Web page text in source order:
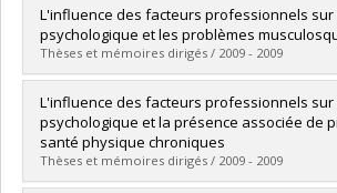
Graduate :Garcés, Patricia
Cycle :Master's
Grade :M. Sc.
Lien vers le document dans Papyrus
L'influence des facteurs professionnels
psychologique et les problèmes
Thèses et mémoires dirigés / 2009 - 2009
Graduate :Vincent, Catherine
Cycle :Master's
Grade :M. Sc.
Lien vers le document dans Papyrus
L'influence des facteurs professionnels
psychologique et la présence associée de
santé physique chroniques
Thèses et mémoires dirigés / 2009 - 2009